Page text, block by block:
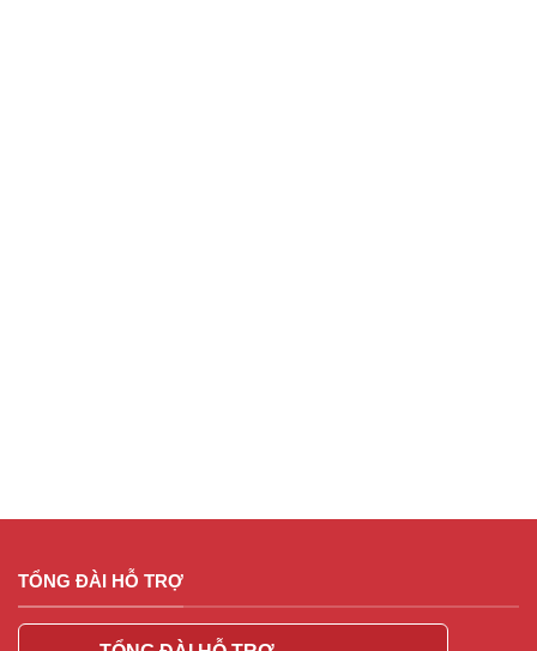
TỔNG ĐÀI HỖ TRỢ